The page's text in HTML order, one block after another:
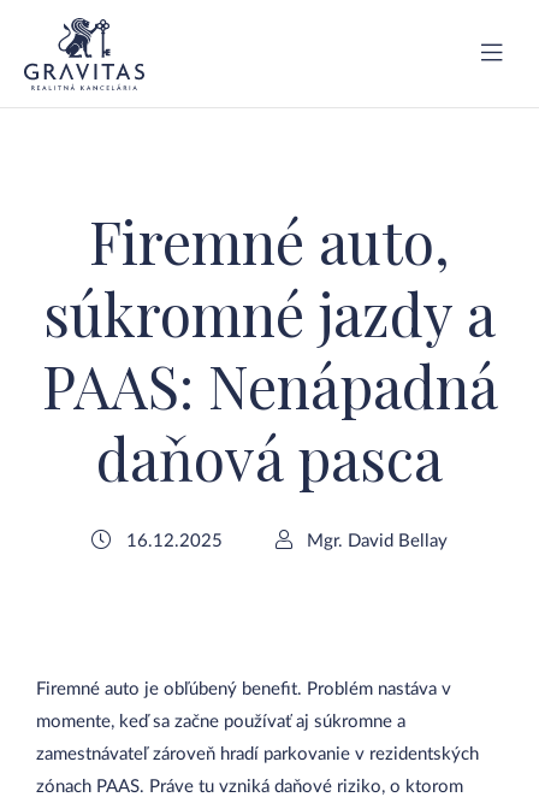
Firemné auto,
súkromné jazdy a
PAAS: Nenápadná
daňová pasca
16.12.2025 Mgr. David Bellay
Firemné auto je obľúbený benefit. Problém nastáva v
momente, keď sa začne používať aj súkromne a
zamestnávateľ zároveň hradí parkovanie v rezidentských
zónach PAAS. Práve tu vzniká daňové riziko, o ktorom